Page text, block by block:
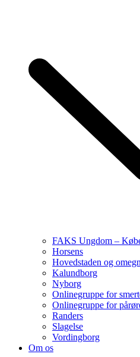
FAKS Ungdom –
Horsens
Hovedstaden og omegn
Kalundborg
Nyborg
Onlinegruppe for
Onlinegruppe for
Randers
Slagelse
Vordingborg
Om os